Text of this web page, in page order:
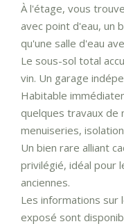
À l'étage, vous
avec point d'eau, un
qu'une salle d'eau
Le sous-sol total
vin. Un garage
Habitable
quelques travaux de
menuiseries,
Un bien rare alliant
privilégié, idéal pour
anciennes.
Les informations sur
exposé sont